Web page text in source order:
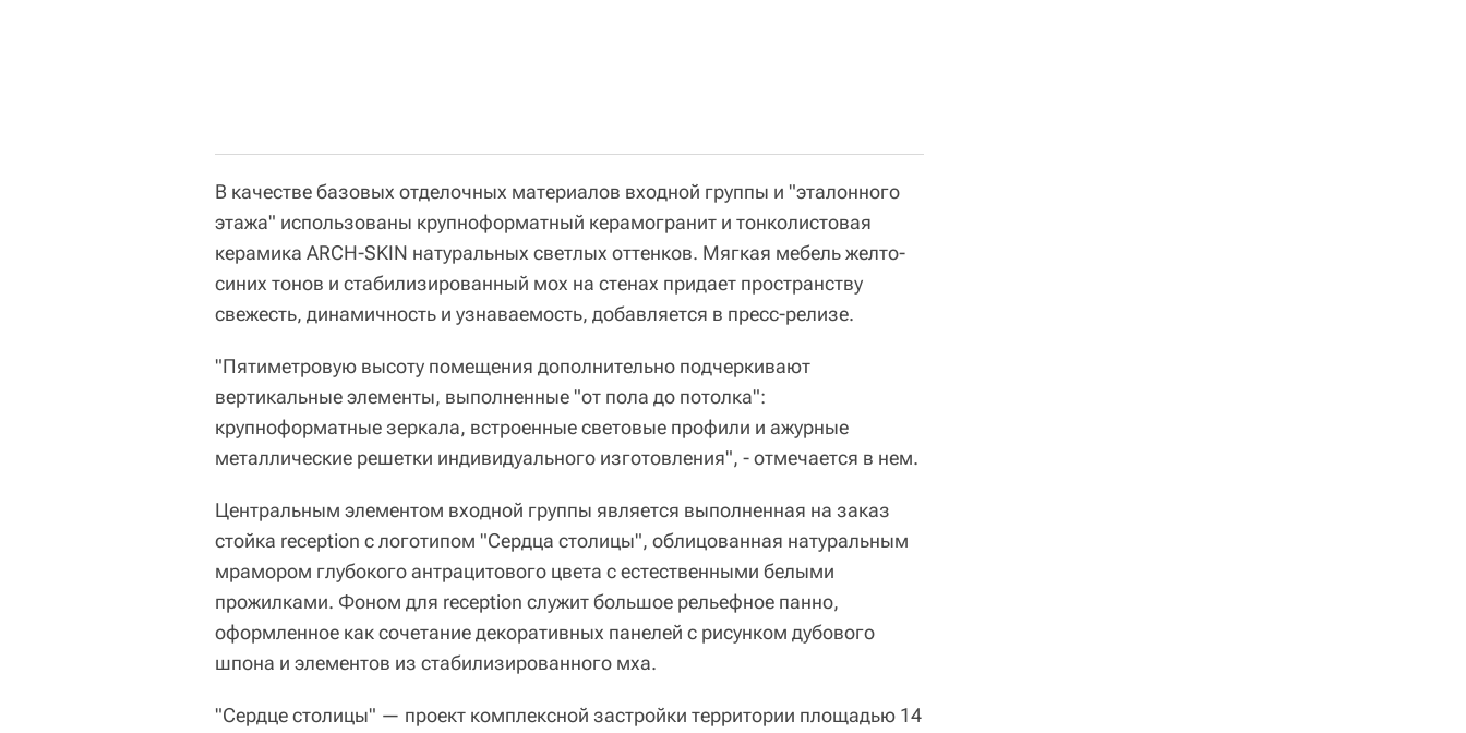
В качестве базовых отделочных материалов входной группы и "эталонного
этажа" использованы крупноформатный керамогранит и тонколистовая
керамика АRCH-SKIN натуральных светлых оттенков. Мягкая мебель желто-
синих тонов и стабилизированный мох на стенах придает пространству
свежесть, динамичность и узнаваемость, добавляется в пресс-релизе.
"Пятиметровую высоту помещения дополнительно подчеркивают
вертикальные элементы, выполненные "от пола до потолка":
крупноформатные зеркала, встроенные световые профили и ажурные
металлические решетки индивидуального изготовления", - отмечается в нем.
Центральным элементом входной группы является выполненная на заказ
стойка reception с логотипом "Сердца столицы", облицованная натуральным
мрамором глубокого антрацитового цвета с естественными белыми
прожилками. Фоном для reception служит большое рельефное панно,
оформленное как сочетание декоративных панелей с рисунком дубового
шпона и элементов из стабилизированного мха.
"Сердце столицы" — проект комплексной застройки территории площадью 14